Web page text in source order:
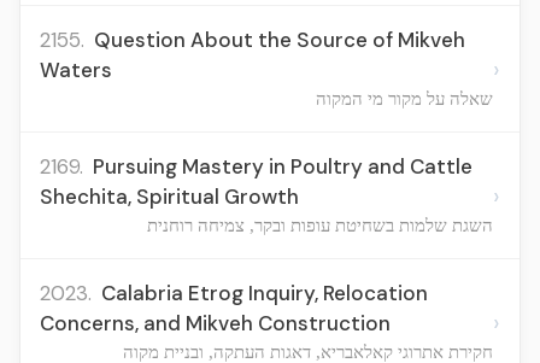
2155. Question About the Source of Mikveh
Waters
שאלה על מקור מי המקוה
›
2169. Pursuing Mastery in Poultry and Cattle
Shechita, Spiritual Growth
השגת שלמות בשחיטת עופות ובקר, צמיחה רוחנית
›
2023. Calabria Etrog Inquiry, Relocation
Concerns, and Mikveh Construction
חקירת אתרוגי קאלאבריא, דאגות העתקה, ובניית מקוה
›